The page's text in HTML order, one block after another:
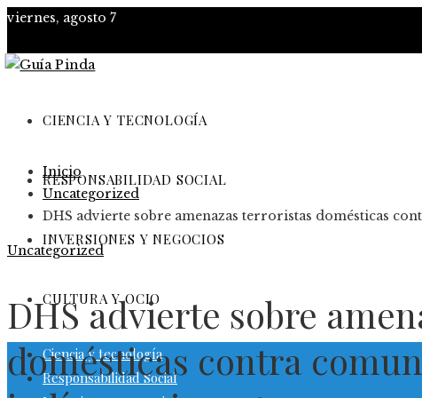
viernes, agosto 7
CIENCIA Y TECNOLOGÍA
RESPONSABILIDAD SOCIAL
INVERSIONES Y NEGOCIOS
CULTURA Y OCIO
Ciencia y tecnología
Responsabilidad Social
Inicio
Uncategorized
DHS advierte sobre amenazas terroristas domésticas
Uncategorized
DHS advierte sobre
domésticas contra